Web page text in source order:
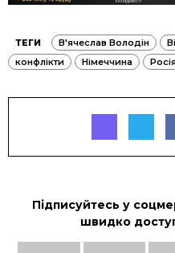
ТЕГИ В'ячеслав Володін
конфлікти
Німеччина
Підписуйтесь у
швидко